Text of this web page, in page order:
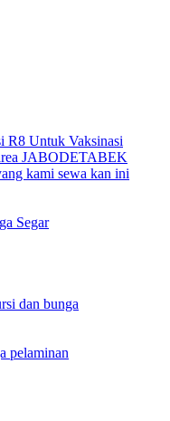
R8 Untuk Vaksinasi
JABODETABEK
kami sewa kan ini
Segar
dan bunga
pelaminan